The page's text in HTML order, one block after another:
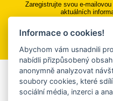
Zaregistrujte svou e-
aktuálních
Přihlásit
Aplikace
Chcete dostávat do svého
Informace o cookies!
Abychom vám usnadnili
nabídli přizpůsobený
anonymně analyzovat
soubory cookies, které
sociální média, inzerci a